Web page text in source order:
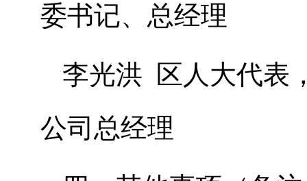
委书记、总经理
李光洪 区人大代表
公司总经理